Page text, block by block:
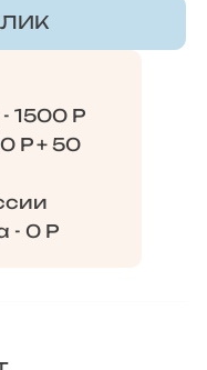
1500 Р
Р + 50
- 0 Р